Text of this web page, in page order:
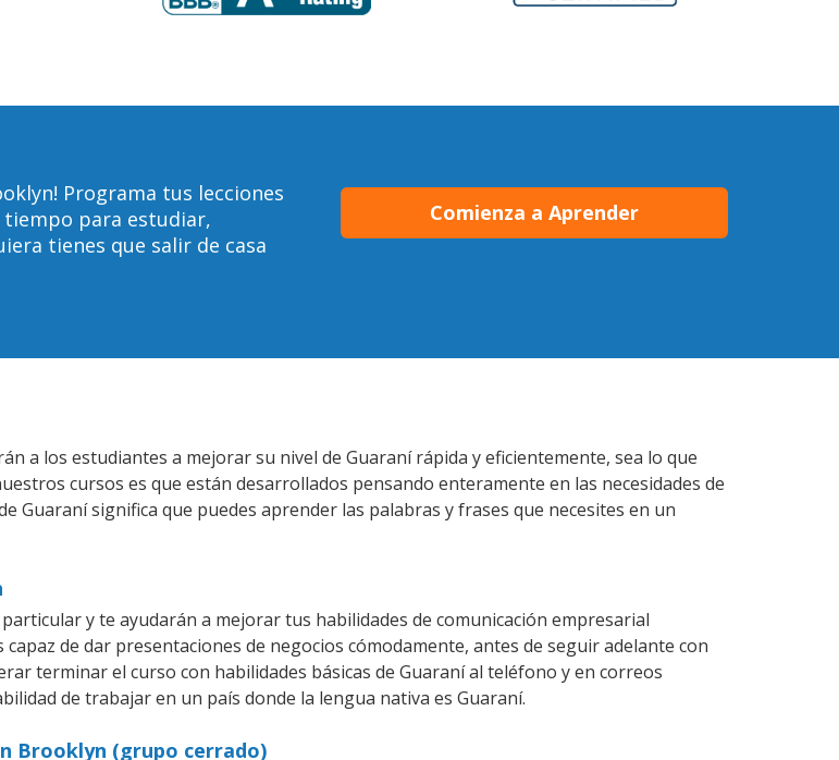
Programa tus lecciones
tiempo para estudiar,
tienes que salir de casa
Comienza a Aprender
a los estudiantes a mejorar su nivel de Guaraní rápida y eficientemente, sea lo que
cursos es que están desarrollados pensando enteramente en las necesidades de
Guaraní significa que puedes aprender las palabras y frases que necesites en un
y te ayudarán a mejorar tus habilidades de comunicación empresarial
de dar presentaciones de negocios cómodamente, antes de seguir adelante con
terminar el curso con habilidades básicas de Guaraní al teléfono y en correos
de trabajar en un país donde la lengua nativa es Guaraní.
Brooklyn (grupo cerrado)